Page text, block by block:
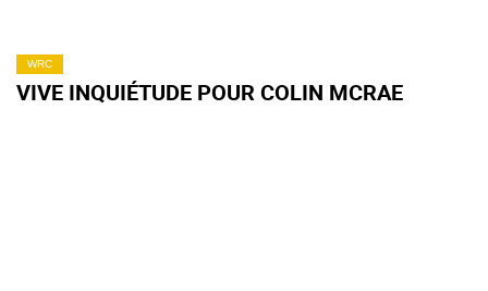
WRC
VIVE INQUIÉTUDE POUR COLIN MCRAE